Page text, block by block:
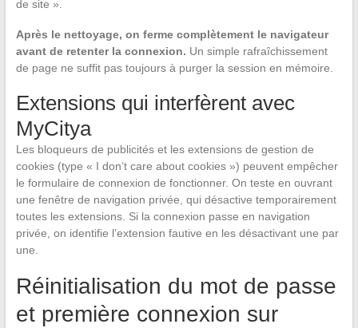
de site ».
Après le nettoyage, on ferme complètement le navigateur
avant de retenter la connexion. Un simple rafraîchissement
de page ne suffit pas toujours à purger la session en mémoire.
Extensions qui interfèrent avec
MyCitya
Les bloqueurs de publicités et les extensions de gestion de
cookies (type « I don’t care about cookies ») peuvent empêcher
le formulaire de connexion de fonctionner. On teste en ouvrant
une fenêtre de navigation privée, qui désactive temporairement
toutes les extensions. Si la connexion passe en navigation
privée, on identifie l’extension fautive en les désactivant une par
une.
Réinitialisation du mot de passe
et première connexion sur